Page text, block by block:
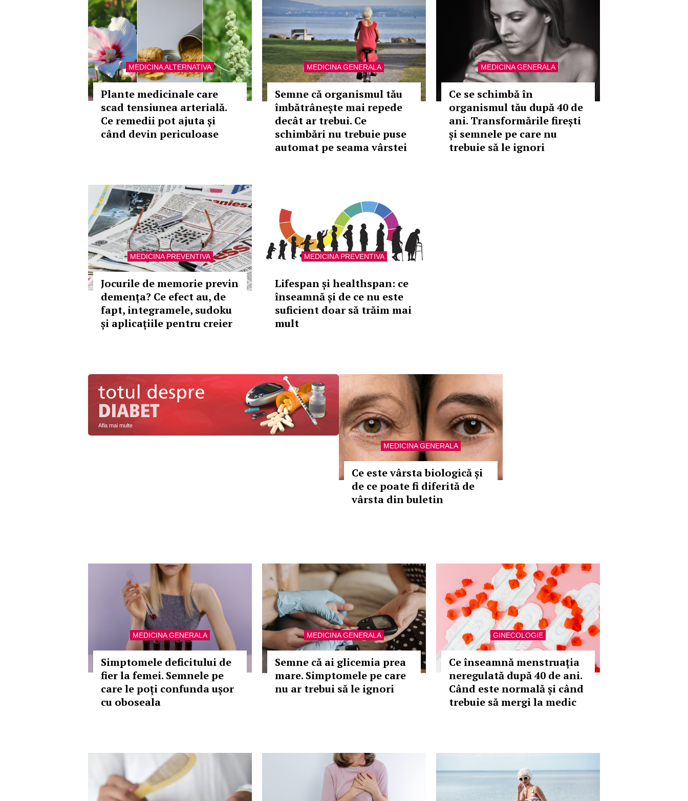
MEDICINA ALTERNATIVA
Plante medicinale care
scad tensiunea arterială.
Ce remedii pot ajuta și
când devin periculoase
MEDICINA GENERALA
Semne că organismul tău
îmbătrânește mai repede
decât ar trebui. Ce
schimbări nu trebuie puse
automat pe seama vârstei
MEDICINA GENERALA
Ce se schimbă în
organismul tău după 40 de
ani. Transformările firești
și semnele pe care nu
trebuie să le ignori
MEDICINA PREVENTIVA
Jocurile de memorie previn
demența? Ce efect au, de
fapt, integramele, sudoku
și aplicațiile pentru creier
MEDICINA PREVENTIVA
Lifespan și healthspan: ce
înseamnă și de ce nu este
suficient doar să trăim mai
mult
Afla mai multe
MEDICINA GENERALA
Ce este vârsta biologică și
de ce poate fi diferită de
vârsta din buletin
MEDICINA GENERALA
Simptomele deficitului de
fier la femei. Semnele pe
care le poți confunda ușor
cu oboseala
MEDICINA GENERALA
Semne că ai glicemia prea
mare. Simptomele pe care
nu ar trebui să le ignori
GINECOLOGIE
Ce înseamnă menstruația
neregulată după 40 de ani.
Când este normală și când
trebuie să mergi la medic